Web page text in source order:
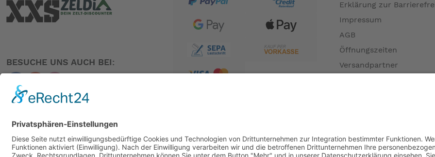
Beleuchtung
40 Lux Busch & Müller AVY LED-Vorder- und -Rückleuchte mit Stromversorgung durch die Hauptbatterie.
Hier nun das Brompton Electric in der superleichten P Line Version mit der 4 Gang Kettenschaltung.
Durch diese leichte Version erreichen wir 12,7 kg !!plus 2,9 kg für den Akku.
So kann man sehr einfach den Akku über die Schulter nehmen und dann das Brompton einfach über Treppen oder
BESUCHE UNS AUCH BEI:
Erklärung zur
Impressum
AGB
Öffnungszeiten
Versandpartner
Widerrufsrecht MS